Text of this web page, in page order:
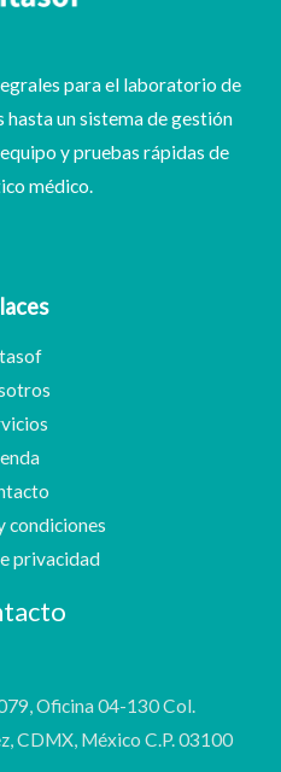
para el laboratorio de
un sistema de gestión
y pruebas rápidas de
médico.
condiciones
privacidad
Oficina 04-130 Col.
CDMX, México C.P. 03100